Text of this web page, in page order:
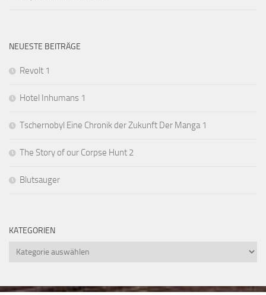
NEUESTE BEITRÄGE
Revolt 1
Hotel Inhumans 1
Tschernobyl Eine Chronik der Zukunft Der Manga 1
The Story of our Corpse Hunt 2
Blutsauger
KATEGORIEN
Kategorien